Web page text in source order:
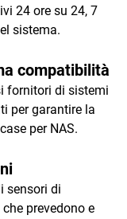
24 ore su 24, 7
sistema.
compatibilità
fornitori di sistemi
per garantire la
per NAS.
sensori di
prevedono e